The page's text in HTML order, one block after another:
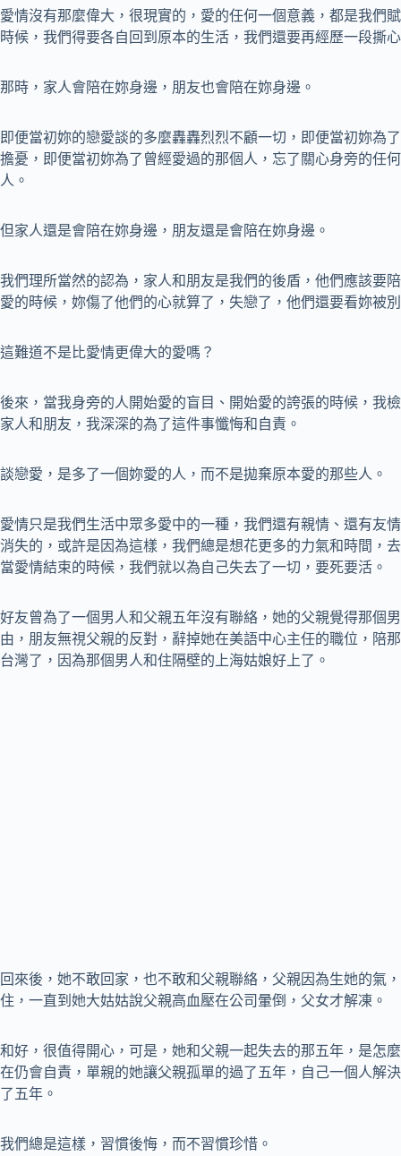
愛情沒有那麼偉大，很現實的，愛的任何一個意義，都是我們
時候，我們得要各自回到原本的生活，我們還要再經歷一段撕
那時，家人會陪在妳身邊，朋友也會陪在妳身邊。
即便當初妳的戀愛談的多麼轟轟烈烈不顧一切，即便當初妳為
擔憂，即便當初妳為了曾經愛過的那個人，忘了關心身旁的任
人。
但家人還是會陪在妳身邊，朋友還是會陪在妳身邊。
我們理所當然的認為，家人和朋友是我們的後盾，他們應該要
愛的時候，妳傷了他們的心就算了，失戀了，他們還要看妳被
這難道不是比愛情更偉大的愛嗎？
後來，當我身旁的人開始愛的盲目、開始愛的誇張的時候，我
家人和朋友，我深深的為了這件事懺悔和自責。
談戀愛，是多了一個妳愛的人，而不是拋棄原本愛的那些人。
愛情只是我們生活中眾多愛中的一種，我們還有親情、還有友
消失的，或許是因為這樣，我們總是想花更多的力氣和時間，
當愛情結束的時候，我們就以為自己失去了一切，要死要活。
好友曾為了一個男人和父親五年沒有聯絡，她的父親覺得那個
由，朋友無視父親的反對，辭掉她在美語中心主任的職位，陪
台灣了，因為那個男人和住隔壁的上海姑娘好上了。
回來後，她不敢回家，也不敢和父親聯絡，父親因為生她的氣
住，一直到她大姑姑說父親高血壓在公司暈倒，父女才解凍。
和好，很值得開心，可是，她和父親一起失去的那五年，是怎
在仍會自責，單親的她讓父親孤單的過了五年，自己一個人解
了五年。
我們總是這樣，習慣後悔，而不習慣珍惜。